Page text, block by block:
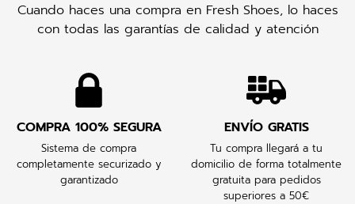
Cuando haces una compra en Fresh Shoes, lo haces
con todas las garantías de calidad y atención
COMPRA 100% SEGURA
Sistema de compra
completamente securizado y
garantizado
ENVÍO GRATIS
Tu compra llegará a tu
domicilio de forma totalmente
gratuita para pedidos
superiores a 50€